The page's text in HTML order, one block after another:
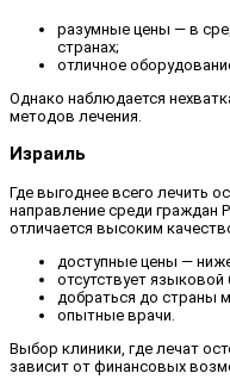
разумные цены — в
странах;
отличное
Однако наблюдается
методов лечения.
Израиль
Где выгоднее всего лечить
направление среди граждан
отличается высоким
доступные цены —
отсутствует языковой
добраться до страны
опытные врачи.
Выбор клиники, где лечат
зависит от финансовых